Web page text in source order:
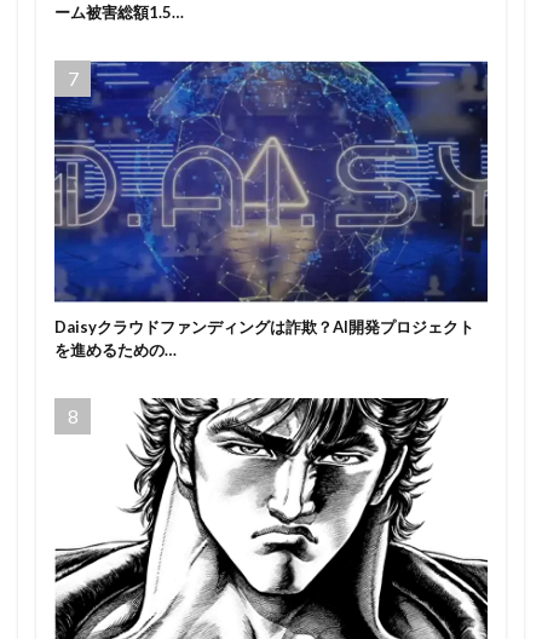
ーム被害総額1.5…
Daisyクラウドファンディングは詐欺？AI開発プロジェクト
を進めるための…